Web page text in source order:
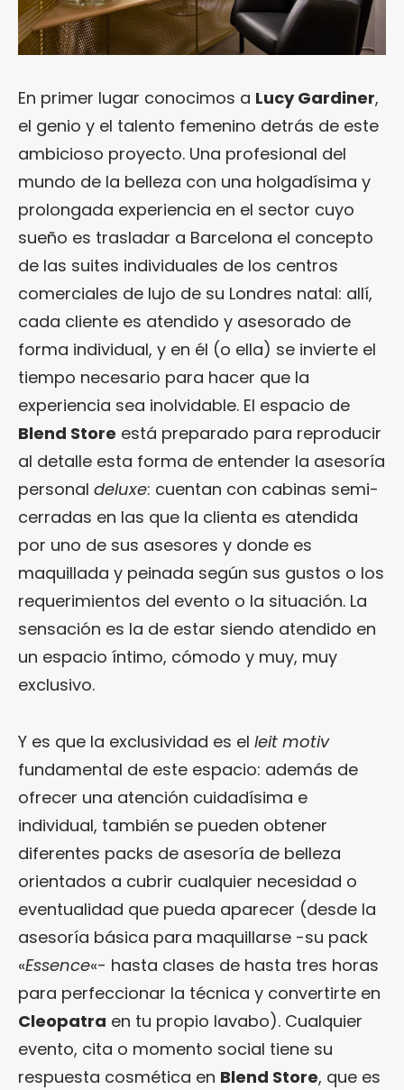
En primer lugar conocimos a Lucy Gardiner,
el genio y el talento femenino detrás de este
ambicioso proyecto. Una profesional del
mundo de la belleza con una holgadísima y
prolongada experiencia en el sector cuyo
sueño es trasladar a Barcelona el concepto
de las suites individuales de los centros
comerciales de lujo de su Londres natal: allí,
cada cliente es atendido y asesorado de
forma individual, y en él (o ella) se invierte el
tiempo necesario para hacer que la
experiencia sea inolvidable. El espacio de
Blend Store está preparado para reproducir
al detalle esta forma de entender la asesoría
personal deluxe: cuentan con cabinas semi-
cerradas en las que la clienta es atendida
por uno de sus asesores y donde es
maquillada y peinada según sus gustos o los
requerimientos del evento o la situación. La
sensación es la de estar siendo atendido en
un espacio íntimo, cómodo y muy, muy
exclusivo.
Y es que la exclusividad es el leit motiv
fundamental de este espacio: además de
ofrecer una atención cuidadísima e
individual, también se pueden obtener
diferentes packs de asesoría de belleza
orientados a cubrir cualquier necesidad o
eventualidad que pueda aparecer (desde la
asesoría básica para maquillarse -su pack
«Essence«- hasta clases de hasta tres horas
para perfeccionar la técnica y convertirte en
Cleopatra en tu propio lavabo). Cualquier
evento, cita o momento social tiene su
respuesta cosmética en Blend Store, que es